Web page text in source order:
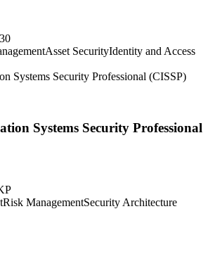
Asset SecurityIdentity and Access
Systems Security Professional
Risk ManagementSecurity Architecture